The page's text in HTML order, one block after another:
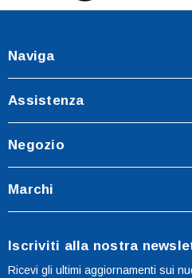
Naviga
Assistenza
Negozio
Marchi
Iscriviti alla nostra
Ricevi gli ultimi aggiornamenti sui